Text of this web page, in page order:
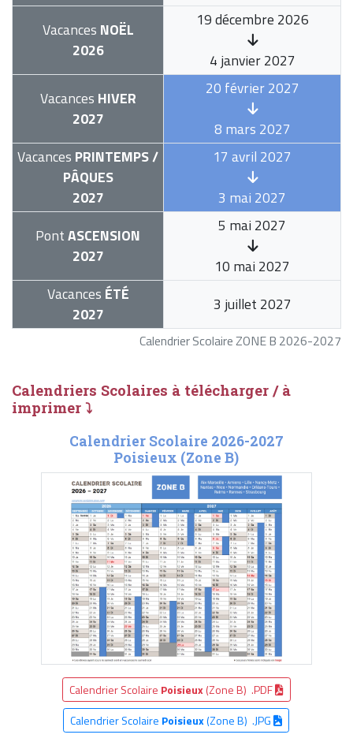
Calendrier Scolaire ZONE B 2026-2027
Vacances NOËL
2026
19 décembre 2026
4 janvier 2027
Vacances HIVER
2027
20 février 2027
8 mars 2027
Vacances PRINTEMPS /
PÂQUES
2027
17 avril 2027
3 mai 2027
PontASCENSION
2027
5 mai 2027
10 mai 2027
Vacances ÉTÉ
2027
3 juillet 2027
Calendriers Scolaires à télécharger / à
imprimer ⤵
Calendrier Scolaire 2026-2027
Poisieux (Zone B)
Calendrier Scolaire Poisieux(Zone B) .PDF
Calendrier Scolaire Poisieux(Zone B) .JPG